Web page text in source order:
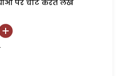
पर चोट करते लेख